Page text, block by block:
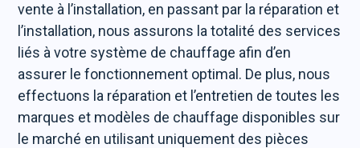
vente à l’installation, en passant par la réparation et
l’installation, nous assurons la totalité des services
liés à votre système de chauffage afin d’en
assurer le fonctionnement optimal. De plus, nous
effectuons la réparation et l’entretien de toutes les
marques et modèles de chauffage disponibles sur
le marché en utilisant uniquement des pièces